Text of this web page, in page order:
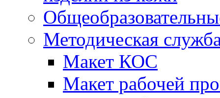
Методическая
Макет КОС
Макет рабочей